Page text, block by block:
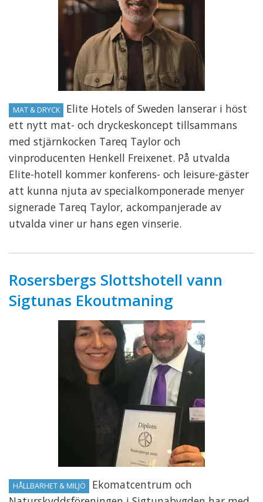
MAT & DRYCK
Elite Hotels of Sweden lanserar i höst
ett nytt mat- och dryckeskoncept tillsammans
med stjärnkocken Tareq Taylor och
vinproducenten Henkell Freixenet. På utvalda
Elite-hotell kommer konferens- och leisure-gäster
att kunna njuta av specialkomponerade menyer
signerade Tareq Taylor, ackompanjerade av
utvalda viner ur hans egen vinserie.
Rosersbergs Slottshotell vann
Sigtunas Ekoutmaning
HÅLLBARHET & MILJÖ
Ekomatcentrum och